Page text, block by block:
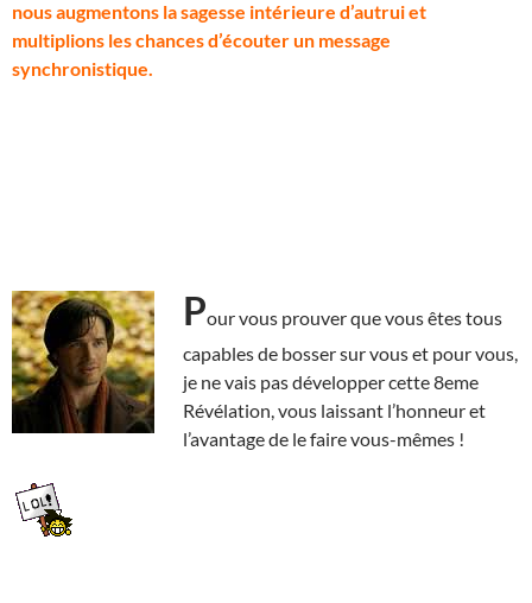
nous augmentons la sagesse intérieure d’autrui et
multiplions les chances d’écouter un message
synchronistique.
Pour vous prouver que vous êtes tous
capables de bosser sur vous et pour vous,
je ne vais pas développer cette 8eme
Révélation, vous laissant l’honneur et
l’avantage de le faire vous-mêmes !